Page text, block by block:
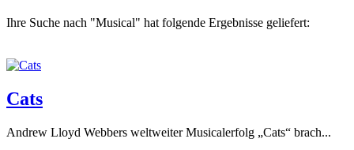
Ihre Suche nach "Musical" hat folgende Ergebnisse geliefert:
Cats
Andrew Lloyd Webbers weltweiter Musicalerfolg „Cats“ brach...